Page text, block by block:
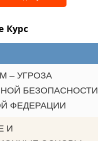
Курс
– УГРОЗА
БЕЗОПАСНОСТИ
ФЕДЕРАЦИИ
И